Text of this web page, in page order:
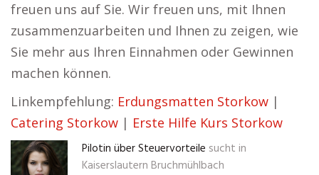
freuen uns auf Sie. Wir freuen uns, mit Ihnen
zusammenzuarbeiten und Ihnen zu zeigen, wie
Sie mehr aus Ihren Einnahmen oder Gewinnen
machen können.
Linkempfehlung: Erdungsmatten Storkow |
Catering Storkow | Erste Hilfe Kurs Storkow
Pilotin über Steuervorteile sucht in
Kaiserslautern Bruchmühlbach